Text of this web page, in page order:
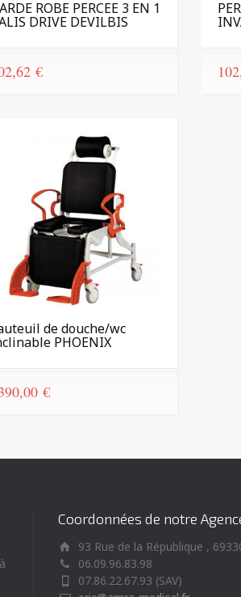
ROBE PERCEE 3 EN 1
DRIVE DEVILBIS
€
de douche/wc
PHOENIX
€
Coordonnées de notre
93 Rue de la République ,
06.09.96.83.98
07.86.22.67.93 (SAV)